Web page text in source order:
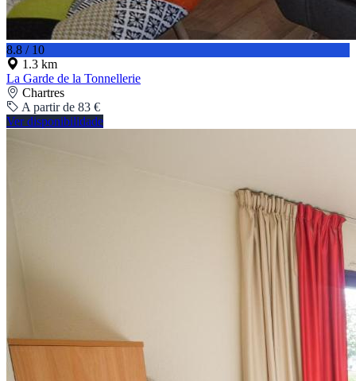
8.8 / 10
1.3 km
La Garde de la Tonnellerie
Chartres
A partir de 83 €
Ver disponibilidade